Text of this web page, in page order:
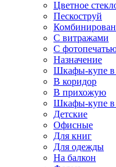
Цветное
Пескоструй
С витражами
С
Назначение
Шкафы-купе в
В коридор
В прихожую
Шкафы-купе в
Детские
Офисные
Для книг
Для одежды
На балкон